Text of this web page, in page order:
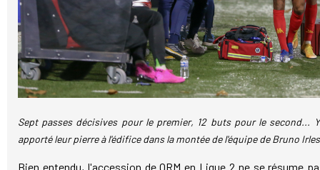
Sept passes décisives pour le premier, 12 buts pour le second...
apporté leur pierre à l'édifice dans la montée de l'équipe de Bruno
Bien entendu, l'accession de QRM en Ligue 2 ne se résume